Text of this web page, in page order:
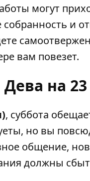
могут
и
вам повезет.
на
, суббота
но вы
общение,
должны